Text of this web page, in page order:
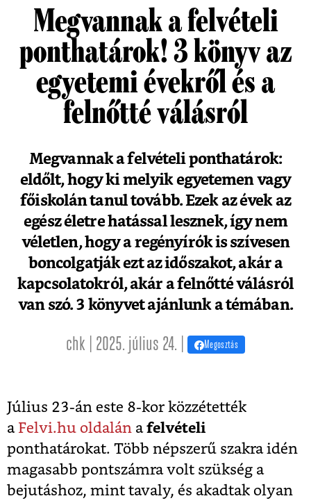
Megvannak a felvételi
ponthatárok! 3 könyv az
egyetemi évekről és a
felnőtté válásról
Megvannak a felvételi ponthatárok:
eldőlt, hogy ki melyik egyetemen vagy
főiskolán tanul tovább. Ezek az évek az
egész életre hatással lesznek, így nem
véletlen, hogy a regényírók is szívesen
boncolgatják ezt az időszakot, akár a
kapcsolatokról, akár a felnőtté válásról
van szó. 3 könyvet ajánlunk a témában.
chk | 2025. július 24. | Megosztás
Július 23-án este 8-kor közzétették
a Felvi.hu oldalán afelvételi
ponthatárokat. Több népszerű szakra idén
magasabb pontszámra volt szükség a
bejutáshoz, mint tavaly, és akadtak olyan